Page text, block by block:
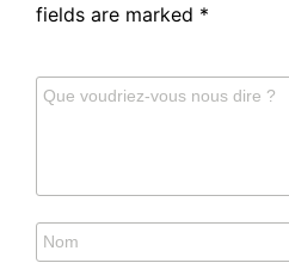
fields are marked *